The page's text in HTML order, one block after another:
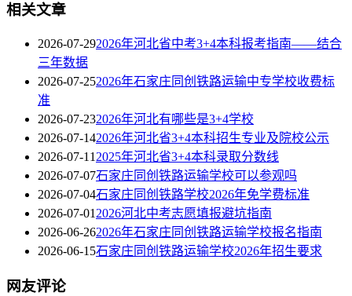
相关文章
2026-07-292026年河北省中考3+4本科报考指南——结合
三年数据
2026-07-252026年石家庄同创铁路运输中专学校收费标
准
2026-07-232026年河北有哪些是3+4学校
2026-07-142026年河北省3+4本科招生专业及院校公示
2026-07-11 2025年河北省3+4本科录取分数线
2026-07-07石家庄同创铁路运输学校可以参观吗
2026-07-04石家庄同创铁路学校2026年免学费标准
2026-07-01 2026河北中考志愿填报避坑指南
2026-06-262026年石家庄同创铁路运输学校报名指南
2026-06-15石家庄同创铁路运输学校2026年招生要求
网友评论